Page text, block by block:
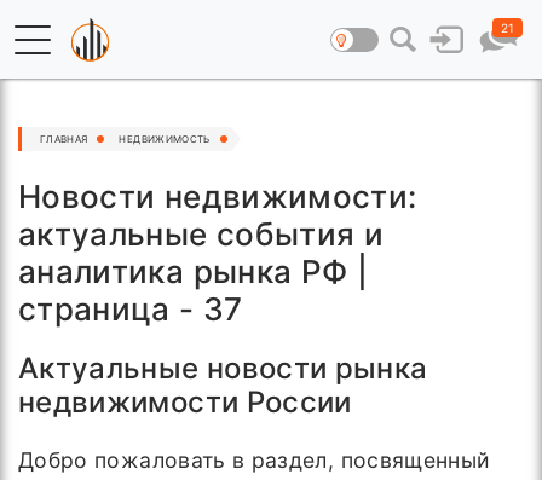
21
ГЛАВНАЯ НЕДВИЖИМОСТЬ
Новости недвижимости:
актуальные события и
аналитика рынка РФ |
страница - 37
Актуальные новости рынка
недвижимости России
Добро пожаловать в раздел, посвященный